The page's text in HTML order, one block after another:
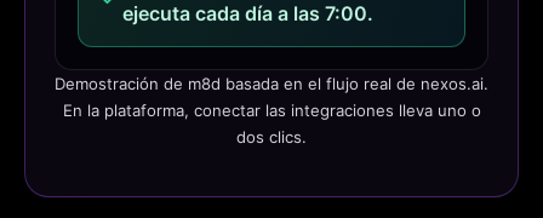
ejecuta cada día a las 7:00.
Demostración de m8d basada en el flujo real de nexos.ai.
En la plataforma, conectar las integraciones lleva uno o
dos clics.